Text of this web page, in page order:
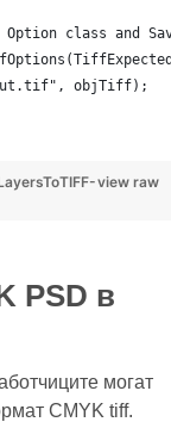
class and
objTiff);
view raw
PSD в
могат
CMYK tiff.